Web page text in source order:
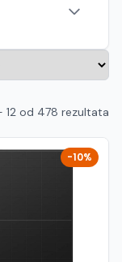
12 od 478 rezultata
-10%